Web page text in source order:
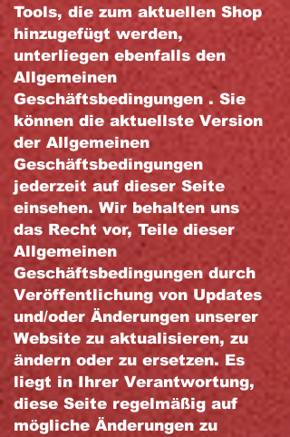
Tools, die zum aktuellen Shop
hinzugefügt werden,
unterliegen ebenfalls den
Allgemeinen
Geschäftsbedingungen . Sie
können die aktuellste Version
der Allgemeinen
Geschäftsbedingungen
jederzeit auf dieser Seite
einsehen. Wir behalten uns
das Recht vor, Teile dieser
Allgemeinen
Geschäftsbedingungen durch
Veröffentlichung von Updates
und/oder Änderungen unserer
Website zu aktualisieren, zu
ändern oder zu ersetzen. Es
liegt in Ihrer Verantwortung,
diese Seite regelmäßig auf
mögliche Änderungen zu